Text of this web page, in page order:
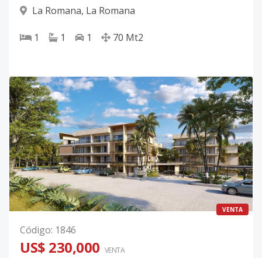
La Romana, La Romana
1 1 1 70 Mt2
VENTA
Código: 1846
US$ 230,000 VENTA